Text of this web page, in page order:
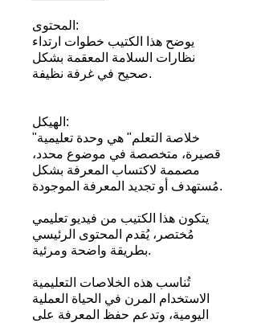
المحتوى:
يوضح هذا الكتيب خطوات ارتداء
نظارات السلامة المعقمة بشكل
صحيح في غرفة نظيفة.
الهيكل:
"خلاصة التعلم" هي وحدة تعليمية
قصيرة، متخصصة في موضوع محدد،
مصممة لاكتساب المعرفة بشكل
مُستهدف أو تجديد المعرفة الموجودة.
يتكون هذا الكتيب من فيديو تعليمي
مُختصر، يُقدم المحتوى الرئيسي
بطريقة واضحة ومرئية.
تُناسب هذه الخلاصات التعليمية
الاستخدام المرن في الحياة العملية
اليومية، وتدعم حفظ المعرفة على